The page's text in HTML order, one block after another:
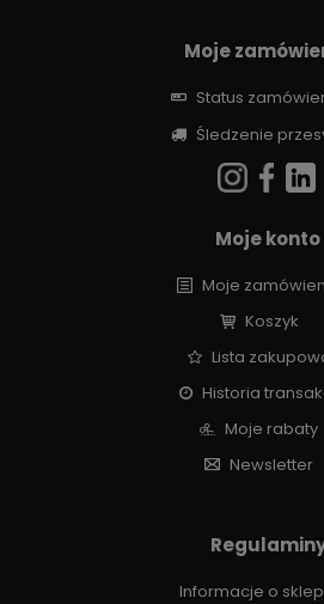
Moje
Status
Śledzenie
Moje konto
Moje
Koszyk
Lista
Historia
Moje rabaty
Newsletter
Informacje o